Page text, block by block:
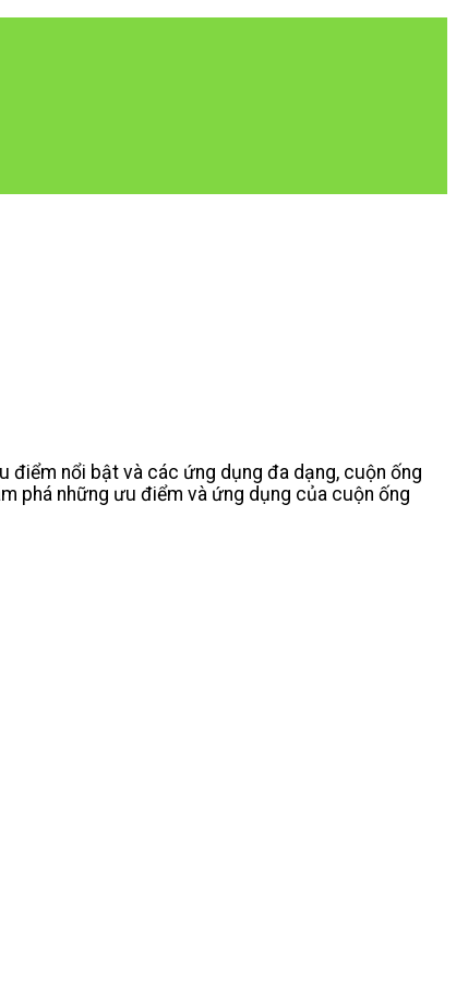
điểm nổi bật và các ứng dụng đa dạng, cuộn ống
phá những ưu điểm và ứng dụng của cuộn ống